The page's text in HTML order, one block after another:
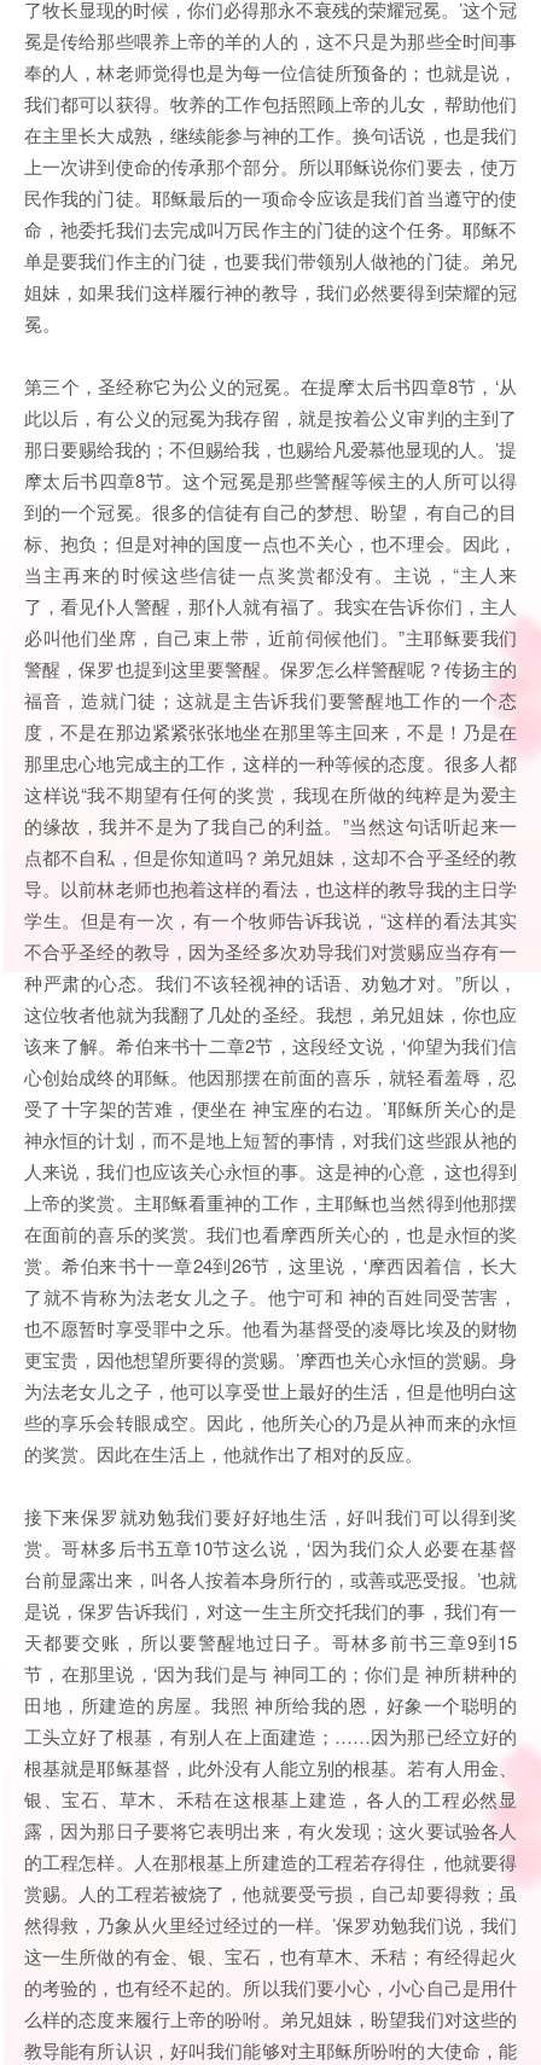
了牧长显现的时候，你们必得那永不衰残的荣耀冠冕。’这个冠
冕是传给那些喂养上帝的羊的人的，这不只是为那些全时间事
奉的人，林老师觉得也是为每一位信徒所预备的；也就是说，
我们都可以获得。牧养的工作包括照顾上帝的儿女，帮助他们
在主里长大成熟，继续能参与神的工作。换句话说，也是我们
上一次讲到使命的传承那个部分。所以耶稣说你们要去，使万
民作我的门徒。耶稣最后的一项命令应该是我们首当遵守的使
命，祂委托我们去完成叫万民作主的门徒的这个任务。耶稣不
单是要我们作主的门徒，也要我们带领别人做祂的门徒。弟兄
姐妹，如果我们这样履行神的教导，我们必然要得到荣耀的冠
冕。
第三个，圣经称它为公义的冠冕。在提摩太后书四章8节，‘从
此以后，有公义的冠冕为我存留，就是按着公义审判的主到了
那日要赐给我的；不但赐给我，也赐给凡爱慕他显现的人。’提
摩太后书四章8节。这个冠冕是那些警醒等候主的人所可以得
到的一个冠冕。很多的信徒有自己的梦想、盼望，有自己的目
标、抱负；但是对神的国度一点也不关心，也不理会。因此，
当主再来的时候这些信徒一点奖赏都没有。主说，“主人来
了，看见仆人警醒，那仆人就有福了。我实在告诉你们，主人
必叫他们坐席，自己束上带，近前伺候他们。”主耶稣要我们
警醒，保罗也提到这里要警醒。保罗怎么样警醒呢？传扬主的
福音，造就门徒；这就是主告诉我们要警醒地工作的一个态
度，不是在那边紧紧张张地坐在那里等主回来，不是！乃是在
那里忠心地完成主的工作，这样的一种等候的态度。很多人都
这样说“我不期望有任何的奖赏，我现在所做的纯粹是为爱主
的缘故，我并不是为了我自己的利益。”当然这句话听起来一
点都不自私，但是你知道吗？弟兄姐妹，这却不合乎圣经的教
导。以前林老师也抱着这样的看法，也这样的教导我的主日学
学生。但是有一次，有一个牧师告诉我说，“这样的看法其实
不合乎圣经的教导，因为圣经多次劝导我们对赏赐应当存有一
种严肃的心态。我们不该轻视神的话语、劝勉才对。”所以，
这位牧者他就为我翻了几处的圣经。我想，弟兄姐妹，你也应
该来了解。希伯来书十二章2节，这段经文说，‘仰望为我们信
心创始成终的耶稣。他因那摆在前面的喜乐，就轻看羞辱，忍
受了十字架的苦难，便坐在 神宝座的右边。’耶稣所关心的是
神永恒的计划，而不是地上短暂的事情，对我们这些跟从祂的
人来说，我们也应该关心永恒的事。这是神的心意，这也得到
上帝的奖赏。主耶稣看重神的工作，主耶稣也当然得到他那摆
在面前的喜乐的奖赏。我们也看摩西所关心的，也是永恒的奖
赏。希伯来书十一章24到26节，这里说，‘摩西因着信，长大
了就不肯称为法老女儿之子。他宁可和 神的百姓同受苦害，
也不愿暂时享受罪中之乐。他看为基督受的凌辱比埃及的财物
更宝贵，因他想望所要得的赏赐。’摩西也关心永恒的赏赐。身
为法老女儿之子，他可以享受世上最好的生活，但是他明白这
些的享乐会转眼成空。因此，他所关心的乃是从神而来的永恒
的奖赏。因此在生活上，他就作出了相对的反应。
接下来保罗就劝勉我们要好好地生活，好叫我们可以得到奖
赏。哥林多后书五章10节这么说，‘因为我们众人必要在基督
台前显露出来，叫各人按着本身所行的，或善或恶受报。’也就
是说，保罗告诉我们，对这一生主所交托我们的事，我们有一
天都要交账，所以要警醒地过日子。哥林多前书三章9到15
节，在那里说，‘因为我们是与 神同工的；你们是 神所耕种的
田地，所建造的房屋。我照 神所给我的恩，好象一个聪明的
工头立好了根基，有别人在上面建造；……因为那已经立好的
根基就是耶稣基督，此外没有人能立别的根基。若有人用金、
银、宝石、草木、禾秸在这根基上建造，各人的工程必然显
露，因为那日子要将它表明出来，有火发现；这火要试验各人
的工程怎样。人在那根基上所建造的工程若存得住，他就要得
赏赐。人的工程若被烧了，他就要受亏损，自己却要得救；虽
然得救，乃象从火里经过经过的一样。’保罗劝勉我们说，我们
这一生所做的有金、银、宝石，也有草木、禾秸；有经得起火
的考验的，也有经不起的。所以我们要小心，小心自己是用什
么样的态度来履行上帝的吩咐。弟兄姐妹，盼望我们对这些的
教导能有所认识，好叫我们能够对主耶稣所吩咐的大使命，能